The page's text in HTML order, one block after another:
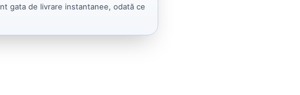
gata de livrare instantanee, odată ce